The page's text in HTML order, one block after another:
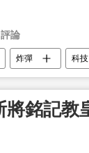
評論
炸彈 科技
將銘記教